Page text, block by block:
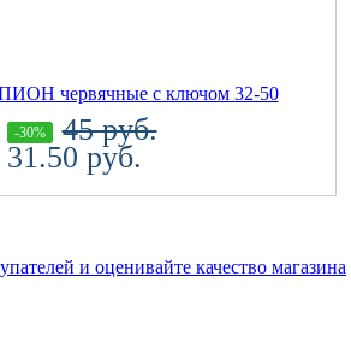
червячные с ключом 32-50
-30% 45 руб.
31.50 руб.